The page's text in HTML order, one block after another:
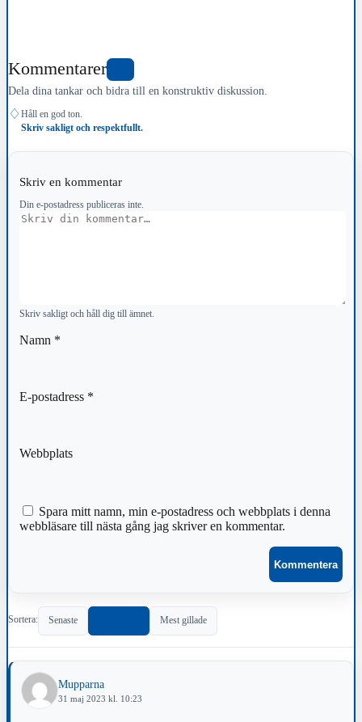
Kommentarer
Dela dina tankar och bidra till en konstruktiv diskussion.
♢ Håll en god ton.
Skriv sakligt och respektfullt.
Skriv en kommentar
Din e-postadress publiceras inte.
Kommentar
Skriv sakligt och håll dig till ämnet.
Namn *
E-postadress *
Webbplats
Spara mitt namn, min e-postadress och webbplats i denna
webbläsare till nästa gång jag skriver en kommentar.
Sortera: Senaste Mest gillade
Mupparna
31 maj 2023 kl. 10:23